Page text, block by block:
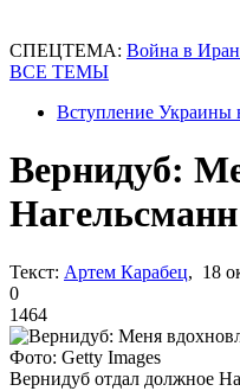
СПЕЦТЕМА: Война в
ВСЕ ТЕМЫ
Вступление Украины
Вернидуб:
Нагельсманн
Текст: Артем Карабец, 18
0
1464
Фото: Getty Images
Вернидуб отдал должное